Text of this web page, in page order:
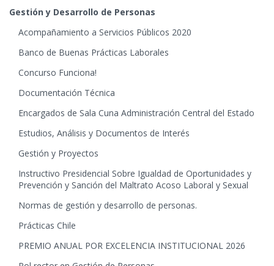
Gestión y Desarrollo de Personas
Acompañamiento a Servicios Públicos 2020
Banco de Buenas Prácticas Laborales
Concurso Funciona!
Documentación Técnica
Encargados de Sala Cuna Administración Central del Estado
Estudios, Análisis y Documentos de Interés
Gestión y Proyectos
Instructivo Presidencial Sobre Igualdad de Oportunidades y
Prevención y Sanción del Maltrato Acoso Laboral y Sexual
Normas de gestión y desarrollo de personas.
Prácticas Chile
PREMIO ANUAL POR EXCELENCIA INSTITUCIONAL 2026